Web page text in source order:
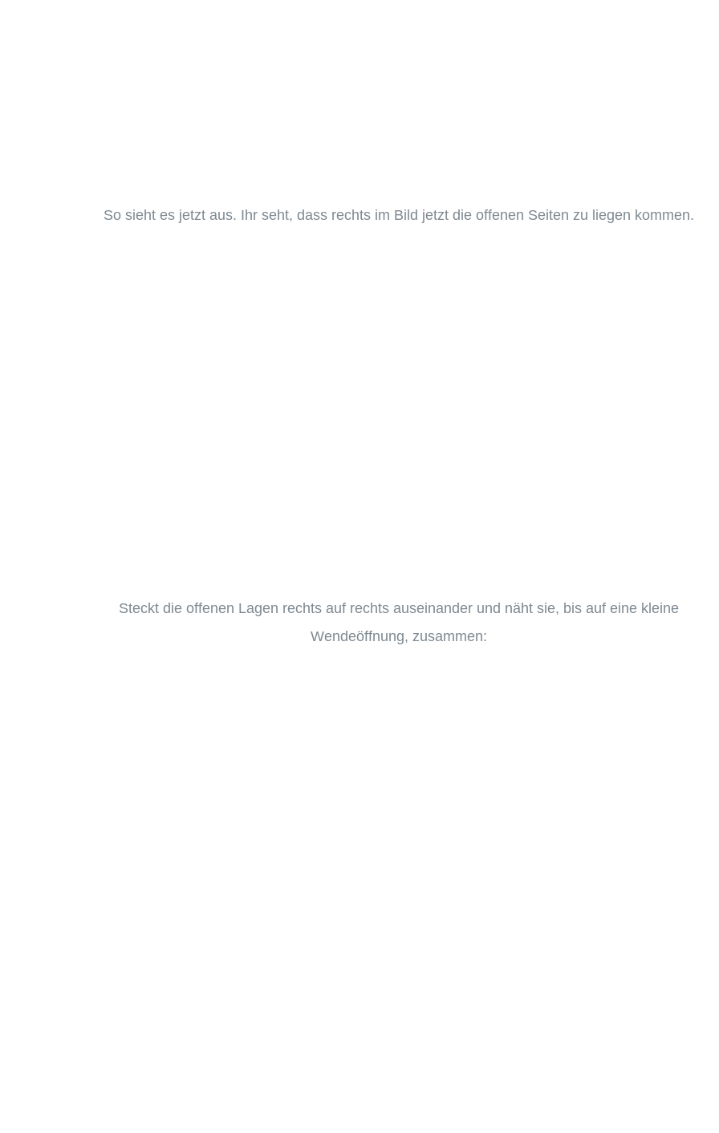
So sieht es jetzt aus. Ihr seht, dass rechts im Bild jetzt die offenen Seiten zu liegen kommen.
Steckt die offenen Lagen rechts auf rechts auseinander und näht sie, bis auf eine kleine
Wendeöffnung, zusammen: